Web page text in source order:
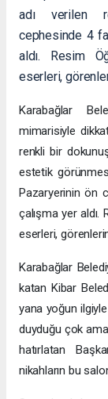
adı verilen
cephesinde 4
aldı. Resim
eserleri,
Karabağlar
mimarisiyle
renkli bir
estetik
Pazaryerinin ön
çalışma yer aldı.
eserleri,
Karabağlar
katan Kibar
yana yoğun ilgiyle
duyduğu çok
hatırlatan
nikahların bu